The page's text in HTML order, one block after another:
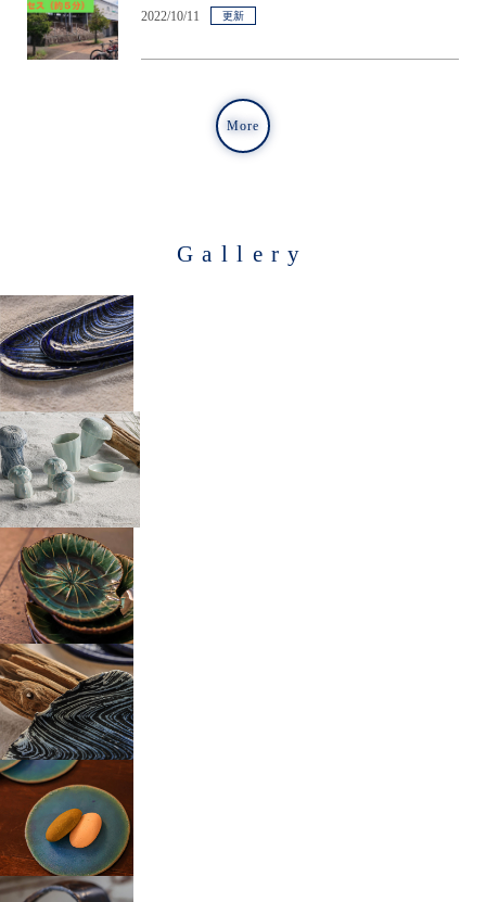
2022/10/11 更新
More
Gallery